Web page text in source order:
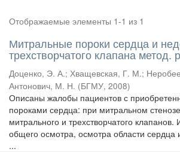
Отображаемые элементы 1-1 из 1
Митральные пороки сердца и
трехстворчатого клапана метод.
Доценко, Э. А.; Хващевская, Г. М.;
Антонович, М. Н. (БГМУ, 2008)
Описаны жалобы пациентов с
пороками сердца: при митральном
митрального и трехстворчатого
общего осмотра, осмотра области сердца
...